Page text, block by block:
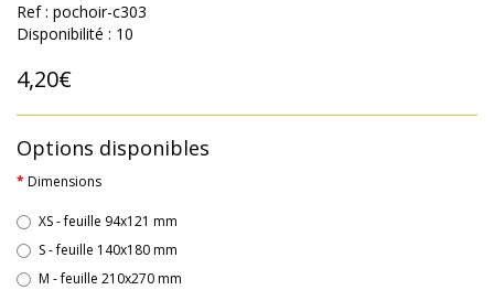
Ref : pochoir-c303
Disponibilité : 10
4,20€
Options disponibles
Dimensions
XS - feuille 94x121 mm
S - feuille 140x180 mm
M - feuille 210x270 mm